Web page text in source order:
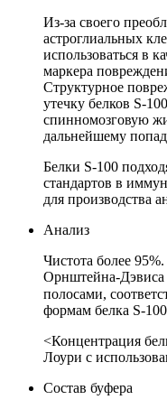
Из-за своего
астроглиальных
использоваться в
маркера
Структурное
утечку белков S-
спинномозговую
дальнейшему
Белки S-100
стандартов в
для производства
Анализ
Чистота более
Орнштейна-Дэвиса
полосами,
формам белка S-
<Концентрация
Лоури с
Состав буфера